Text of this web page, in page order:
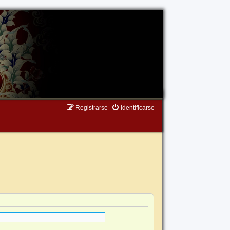
Identificarse
Registrarse